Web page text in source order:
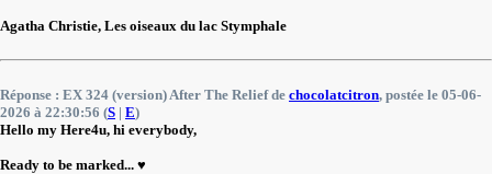
Agatha Christie, Les oiseaux du lac Stymphale
Réponse : EX 324 (version) After The Relief de chocolatcitron, postée le 05-06-
2026 à 22:30:56 (S | E)
Hello my Here4u, hi everybody,
Ready to be marked... ♥️